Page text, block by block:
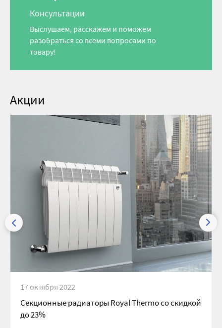
Консультации
Выслушаем, расскажем и поможем
разобраться со всеми вопросами по
товару!
Акции
17 октября 2022
Секционные радиаторы Royal Thermo со скидкой
до 23%